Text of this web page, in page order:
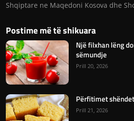
Shqiptare ne Maqedoni Kosova dhe
Postime më të shikuara
Një filxhan lëng
sëmundje
Prill 20, 2026
Përfitimet
Prill 21, 2026